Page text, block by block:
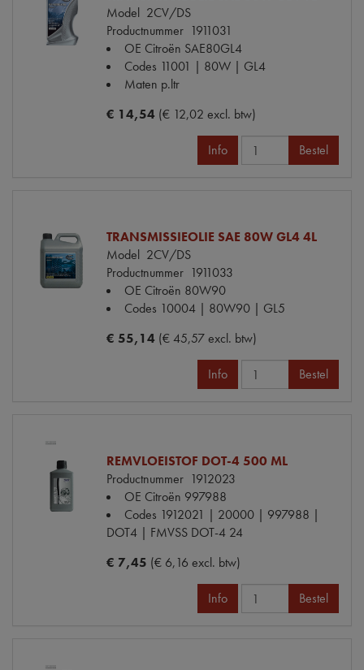
Model 2CV/DS
Productnummer 1911031
OE Citroën SAE80GL4
Codes 11001 | 80W | GL4
Maten p.ltr
€ 14,54 (€ 12,02 excl. btw)
Info Bestel
TRANSMISSIEOLIE SAE 80W GL4 4L
Model 2CV/DS
Productnummer 1911033
OE Citroën 80W90
Codes 10004 | 80W90 | GL5
€ 55,14 (€ 45,57 excl. btw)
Info Bestel
REMVLOEISTOF DOT-4 500 ML
Productnummer 1912023
OE Citroën 997988
Codes 1912021 | 20000 | 997988 |
DOT4 | FMVSS DOT-4 24
€ 7,45 (€ 6,16 excl. btw)
Info Bestel